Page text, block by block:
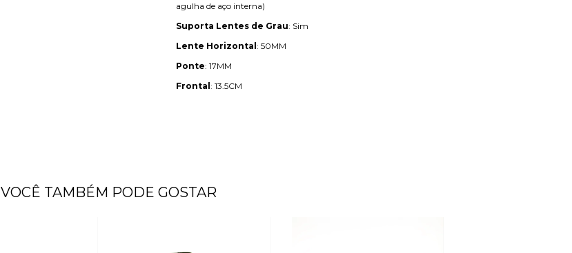
agulha de aço interna)
Suporta Lentes de Grau: Sim
Lente Horizontal : 50MM
Ponte: 17MM
Frontal : 13.5CM
VOCÊ TAMBÉM PODE GOSTAR